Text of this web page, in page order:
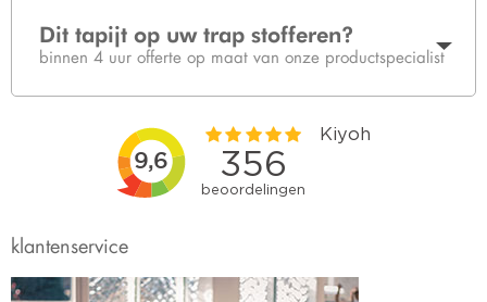
Dit tapijt op uw trap stofferen?
binnen 4 uur offerte op maat van onze productspecialist
klantenservice